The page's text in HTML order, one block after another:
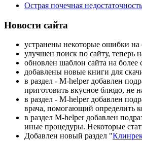
Острая почечная
Новости сайта
устранены некоторые ошибки на
улучшен поиск по сайту, теперь
обновлен шаблон сайта на
добавлены новые книги для
в раздел - M-helper добавлен
приготовить вкусное блюдо, не
в раздел - M-helper добавлен
врача, помогающий определить
в раздел M-helper добавлен
иные процедуры. Некоторые
Добавлен новый раздел "